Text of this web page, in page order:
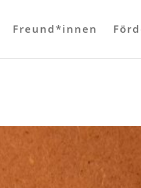
Freund*innen